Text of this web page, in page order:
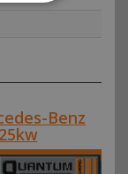
Benz